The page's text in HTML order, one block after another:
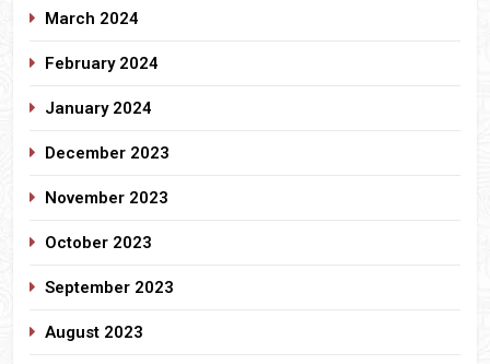
March 2024
February 2024
January 2024
December 2023
November 2023
October 2023
September 2023
August 2023